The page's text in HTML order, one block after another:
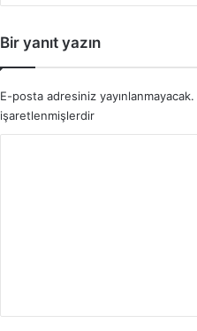
Bir yanıt yazın
E-posta adresiniz yayınlanmayacak.
işaretlenmişlerdir